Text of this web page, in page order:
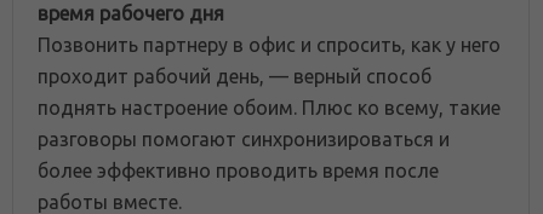
время рабочего дня
Позвонить партнеру в офис и спросить, как у него
проходит рабочий день, — верный способ
поднять настроение обоим. Плюс ко всему, такие
разговоры помогают синхронизироваться и
более эффективно проводить время после
работы вместе.